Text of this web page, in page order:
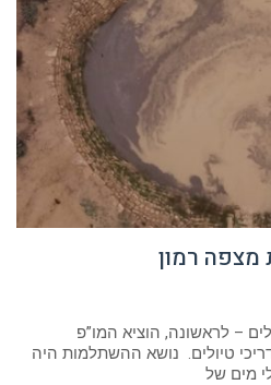
מצפה רמון
– לראשונה, הוציא המו”פ
טיולים. נושא ההשתלמות היה
מים של